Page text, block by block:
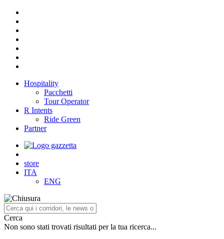
Hospitality
Pacchetti
Tour Operator
R Intents
Ride Green
Partner
store
ITA
ENG
Cerca
Non sono stati trovati risultati per la tua ricerca...